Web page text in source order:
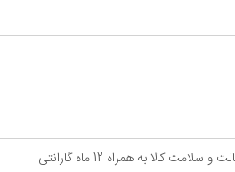
کالا به همراه 12 ماه گارانتی